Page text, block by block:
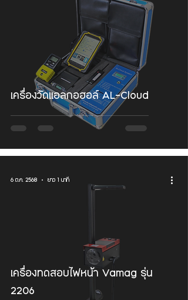
เครื่องวัดแอลกอฮอล์ AL-Cloud
เครื่องทดสอบไฟหน้า Vamag รุ่น
2206
6 ต.ค. 2568 ยาว 1 นาที